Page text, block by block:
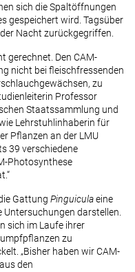
sich die Spaltöffnungen
gespeichert wird. Tagsüber
Nacht zurückgegriffen.
gerechnet. Den CAM-
nicht bei fleischfressenden
zu
Professor
Staatssammlung und
Lehrstuhlinhaberin für
Pflanzen an der LMU
39 verschiedene
Photosynthese
Gattung Pinguiculaeine
darstellen.
sich im Laufe ihrer
zu
„Bisher haben wir CAM-
den